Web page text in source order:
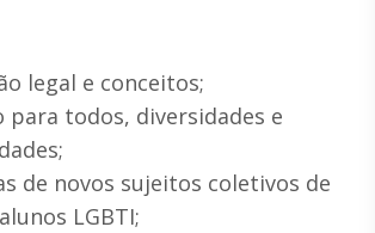
legal e conceitos;
para todos, diversidades e
de novos sujeitos coletivos de
LGBTI;